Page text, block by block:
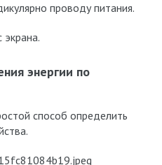
проводу питания.
экрана.
энергии по
способ определить